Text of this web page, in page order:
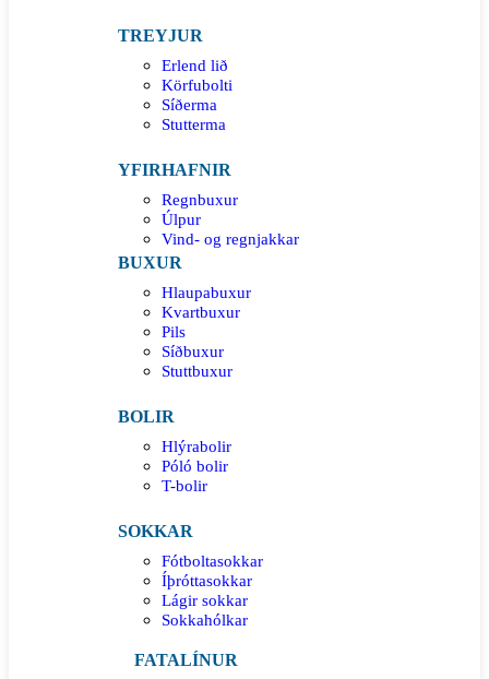
TREYJUR
Erlend lið
Körfubolti
Síðerma
Stutterma
YFIRHAFNIR
Regnbuxur
Úlpur
Vind- og regnjakkar
BUXUR
Hlaupabuxur
Kvartbuxur
Pils
Síðbuxur
Stuttbuxur
BOLIR
Hlýrabolir
Póló bolir
T-bolir
SOKKAR
Fótboltasokkar
Íþróttasokkar
Lágir sokkar
Sokkahólkar
FATALÍNUR